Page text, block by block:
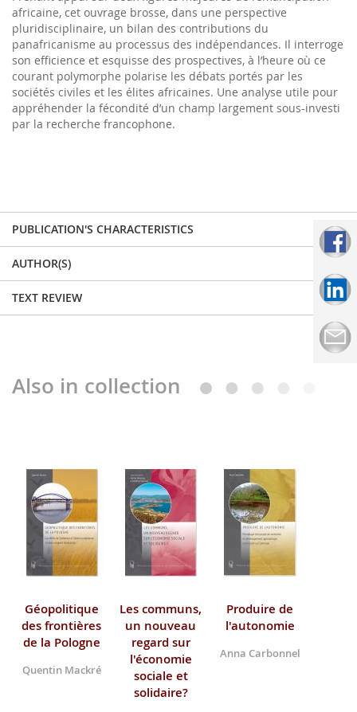
africaine, cet ouvrage brosse, dans une perspective
pluridisciplinaire, un bilan des contributions du
panafricanisme au processus des indépendances. Il interroge
son efficience et esquisse des prospectives, à l’heure où ce
courant polymorphe polarise les débats portés par les
sociétés civiles et les élites africaines. Une analyse utile pour
appréhender la fécondité d’un champ largement sous-investi
par la recherche francophone.
PUBLICATION'S CHARACTERISTICS
AUTHOR(S)
TEXT REVIEW
Also in collection
Géopolitique
des frontières
de la Pologne
Quentin Mackré
Les communs,
un nouveau
regard sur
l'économie
sociale et
solidaire?
Produire de
l'autonomie
Anna Carbonnel